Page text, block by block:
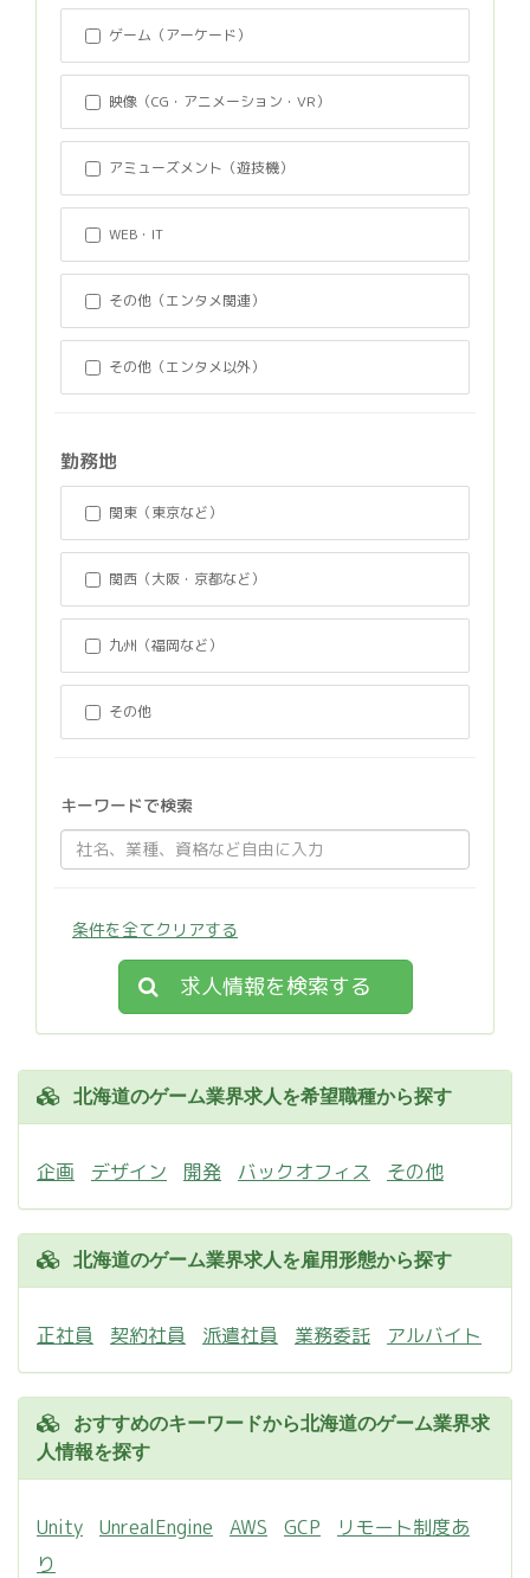
ゲーム（アーケード）
映像（CG・アニメーション・VR）
アミューズメント（遊技機）
WEB・IT
その他（エンタメ関連）
その他（エンタメ以外）
勤務地
関東（東京など）
関西（大阪・京都など）
九州（福岡など）
その他
キーワードで検索
条件を全てクリアする
求人情報を検索する
北海道のゲーム業界求人を希望職種から探す
企画 デザイン 開発 バックオフィス その他
北海道のゲーム業界求人を雇用形態から探す
正社員 契約社員 派遣社員 業務委託 アルバイト
おすすめのキーワードから北海道のゲーム業界求
人情報を探す
Unity UnrealEngine AWS GCP
リモート制度あ
り